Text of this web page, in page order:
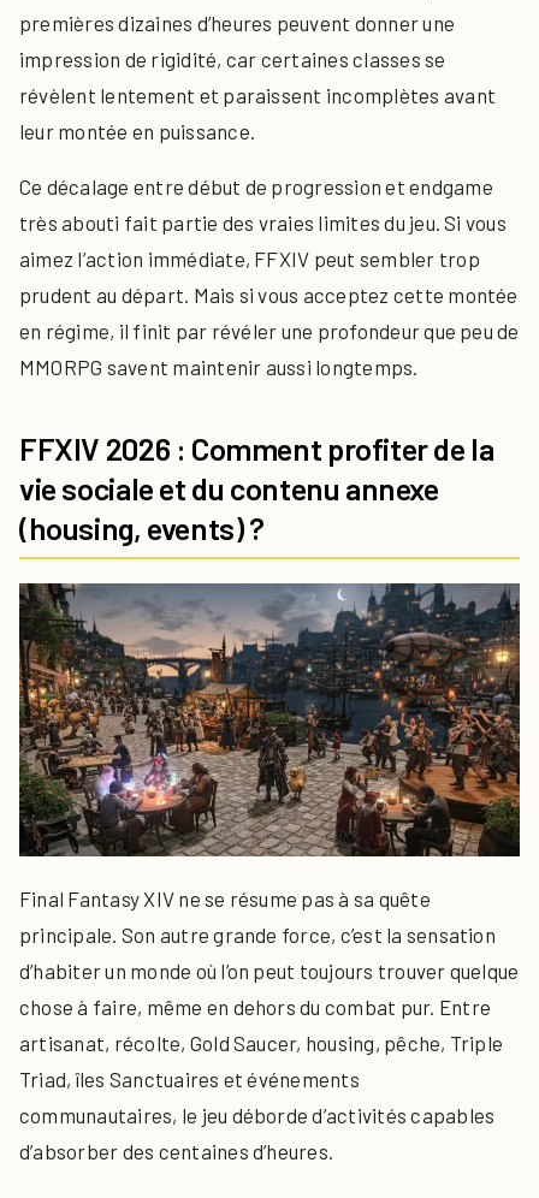
premières dizaines d’heures peuvent donner une
impression de rigidité, car certaines classes se
révèlent lentement et paraissent incomplètes avant
leur montée en puissance.
Ce décalage entre début de progression et endgame
très abouti fait partie des vraies limites du jeu. Si vous
aimez l’action immédiate, FFXIV peut sembler trop
prudent au départ. Mais si vous acceptez cette montée
en régime, il finit par révéler une profondeur que peu de
MMORPG savent maintenir aussi longtemps.
FFXIV 2026 : Comment profiter de la
vie sociale et du contenu annexe
(housing, events) ?
Final Fantasy XIV ne se résume pas à sa quête
principale. Son autre grande force, c’est la sensation
d’habiter un monde où l’on peut toujours trouver quelque
chose à faire, même en dehors du combat pur. Entre
artisanat, récolte, Gold Saucer, housing, pêche, Triple
Triad, îles Sanctuaires et événements
communautaires, le jeu déborde d’activités capables
d’absorber des centaines d’heures.